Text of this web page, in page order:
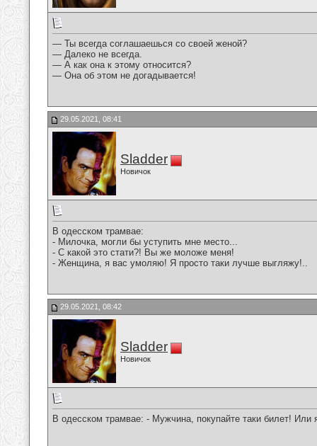
— Ты всегда соглашаешься со своей женой?
— Далеко не всегда.
— А как она к этому относится?
— Она об этом не догадывается!
29.05.2021, 08:41
Sladder
Новичок
В одесском трамвае:
- Милочка, могли бы уступить мне место...
- С какой это стати?! Вы же моложе меня!
- Женщина, я вас умоляю! Я просто таки лучше выгляжу!..
29.05.2021, 08:42
Sladder
Новичок
В одесском трамвае: - Мужчина, покупайте таки билет!